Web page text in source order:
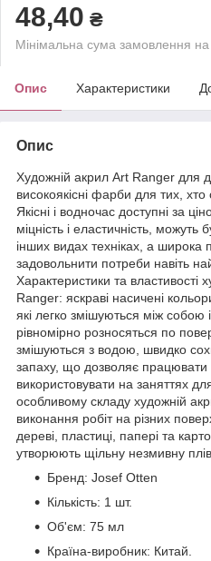
48,40 ₴
Мінімальна сума замовлення
Опис Характеристики
Опис
Художній акрил Art Ranger для
високоякісні фарби для тих,
Якісні і водночас доступні за
міцність і еластичність,
інших видах техніках, а широка
задовольнити потреби навіть
Характеристики та властивості
Ranger: яскраві насичені
які легко змішуються між собою
рівномірно розносяться по
змішуються з водою, швидко
запаху, що дозволяє
використовувати на заняттях
особливому складу художній
виконання робіт на різних
дереві, пластиці, папері та
утворюють щільну незмивну
Бренд: Josef Otten
Кількість: 1 шт.
Об'єм: 75 мл
Країна-виробник: Китай.